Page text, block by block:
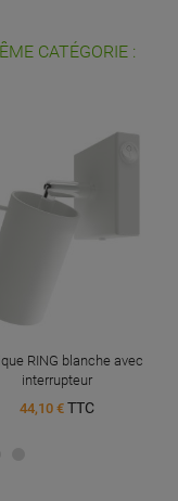
CATÉGORIE :
RING blanche avec
interrupteur
44,10 € TTC